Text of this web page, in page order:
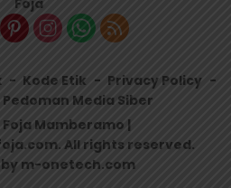
Kode Etik
Privacy Policy
Pedoman Media Siber
Foja Mamberamo |
All rights reserved.
m-onetech.com